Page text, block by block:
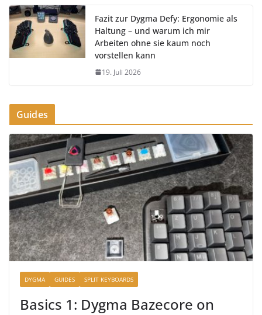
Fazit zur Dygma Defy: Ergonomie als
Haltung – und warum ich mir
Arbeiten ohne sie kaum noch
vorstellen kann
19. Juli 2026
Guides
DYGMA GUIDES SPLIT KEYBOARDS
Basics 1: Dygma Bazecore on